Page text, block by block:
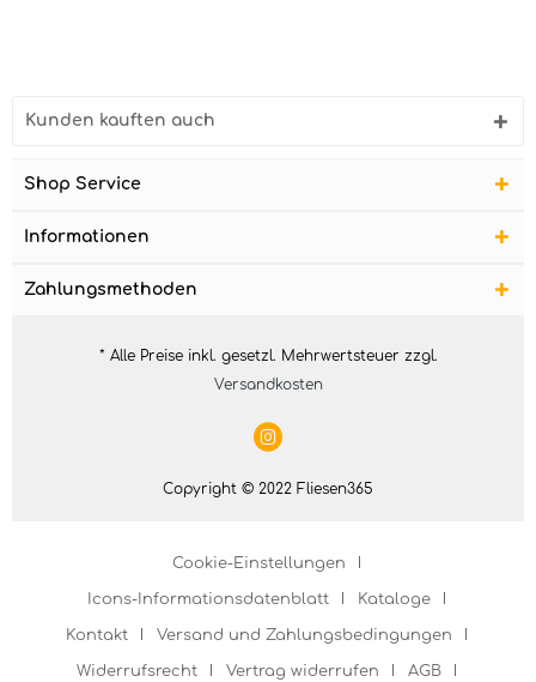
Kunden kauften auch
Shop Service
Informationen
Zahlungsmethoden
* Alle Preise inkl. gesetzl. Mehrwertsteuer zzgl.
Versandkosten
Copyright © 2022 Fliesen365
Cookie-Einstellungen
Icons-Informationsdatenblatt Kataloge
Kontakt Versand und Zahlungsbedingungen
Widerrufsrecht Vertrag widerrufen AGB